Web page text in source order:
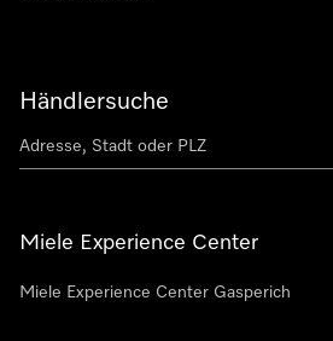
Händlersuche
Miele Experience Center
Miele Experience Center Gasperich